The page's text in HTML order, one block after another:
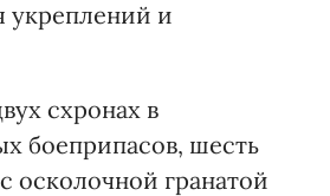
укреплений и
схронах в
боеприпасов, шесть
осколочной гранатой